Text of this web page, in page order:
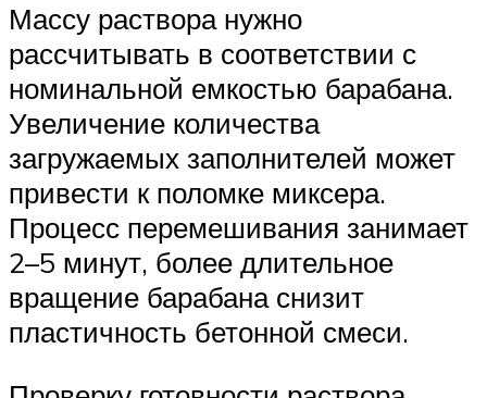
Массу раствора нужно
рассчитывать в соответствии с
номинальной емкостью барабана.
Увеличение количества
загружаемых заполнителей может
привести к поломке миксера.
Процесс перемешивания занимает
2–5 минут, более длительное
вращение барабана снизит
пластичность бетонной смеси.